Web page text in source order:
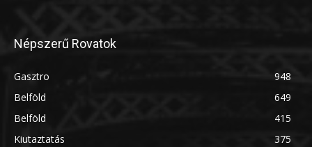
Népszerű Rovatok
Gasztro
948
Belföld
649
Belföld
415
Kiutaztatás
375